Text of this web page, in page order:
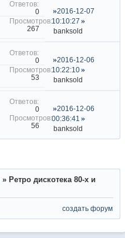
0
267
2016-12-07
10:10:27
banksold
0
53
2016-12-06
10:22:10
banksold
0
56
2016-12-06
00:36:41
banksold
» Ретро дискотека 80-х и
создать форум